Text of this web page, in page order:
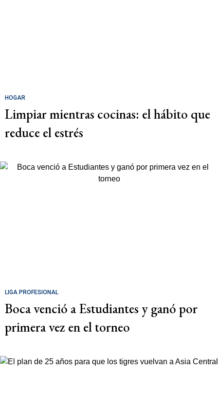
HOGAR
Limpiar mientras cocinas: el hábito que
reduce el estrés
LIGA PROFESIONAL
Boca venció a Estudiantes y ganó por
primera vez en el torneo